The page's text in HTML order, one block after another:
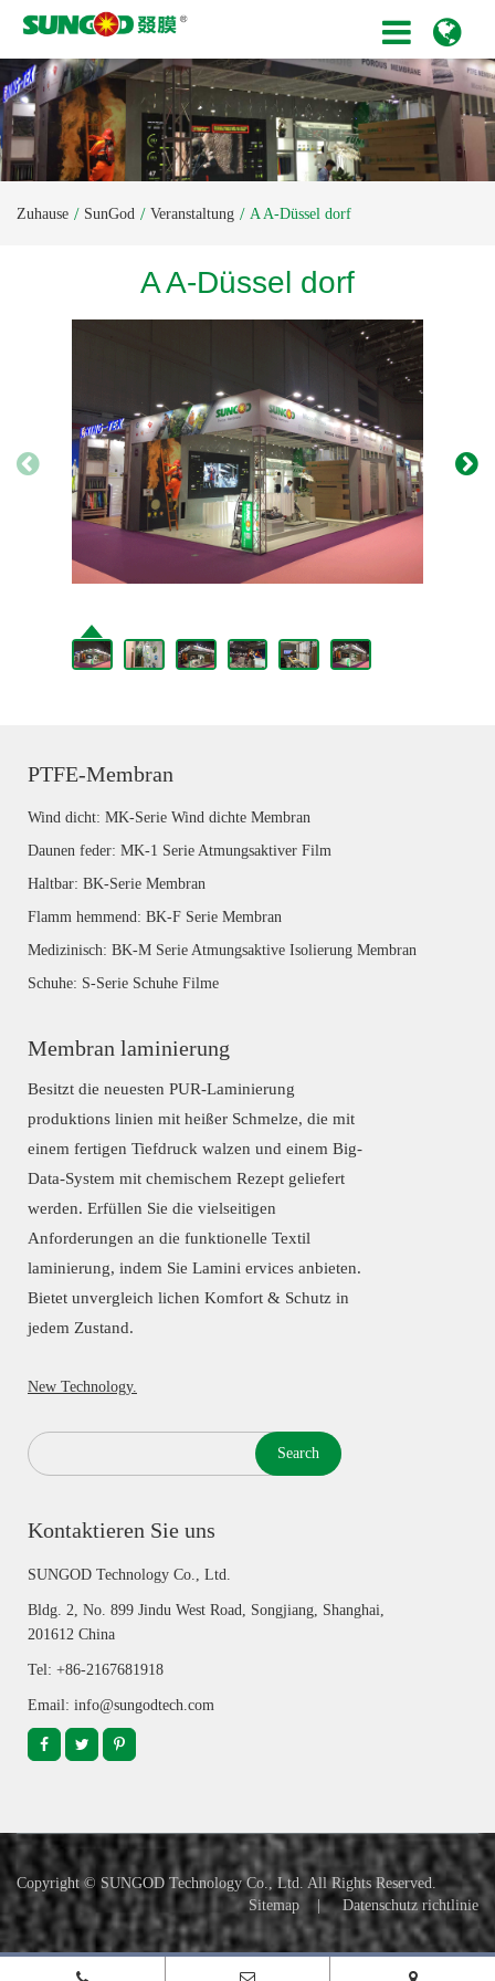
Zuhause SunGod Veranstaltung A A-Düssel dorf
A A-Düssel dorf
PTFE-Membran
Wind dicht: MK-Serie Wind dichte Membran
Daunen feder: MK-1 Serie Atmungsaktiver Film
Haltbar: BK-Serie Membran
Flamm hemmend: BK-F Serie Membran
Medizinisch: BK-M Serie Atmungsaktive Isolierung Membran
Schuhe: S-Serie Schuhe Filme
Membran laminierung
Besitzt die neuesten PUR-Laminierung
produktions linien mit heißer Schmelze, die mit
einem fertigen Tiefdruck walzen und einem Big-
Data-System mit chemischem Rezept geliefert
werden. Erfüllen Sie die vielseitigen
Anforderungen an die funktionelle Textil
laminierung, indem Sie Lamini ervices anbieten.
Bietet unvergleich lichen Komfort & Schutz in
jedem Zustand.
New Technology.
Search
Kontaktieren Sie uns
SUNGOD Technology Co., Ltd.
Bldg. 2, No. 899 Jindu West Road, Songjiang, Shanghai,
201612 China
Tel: +86-2167681918
Email: info@sungodtech.com
Copyright © SUNGOD Technology Co., Ltd. All Rights Reserved.
Sitemap |Datenschutz richtlinie